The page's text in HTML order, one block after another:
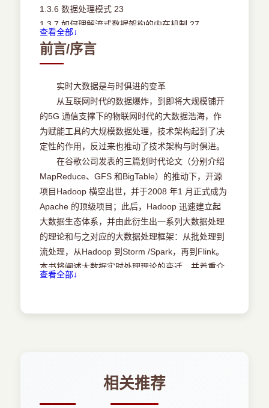
1.3.6 数据处理模式 23
1.3.7 如何理解流式数据架构的内在机制 27
1.4 根据事件时间开滚动窗口 28
1.4.1 what：转换／where：窗口 29
1.4.3 when：触发器 32
1.4.4 when：迟到生存期 34
1.4.5 how：累加模式 35
1.5 一致性 37
1.5.1 有状态计算 37
1.5.2 exactly-once 语义 38
1.5.3 异步屏障快照 39
1.5.4 保存点 44
1.6 思考题 45
第2 章 编程基础 46
2.1 Flink 概述 46
2.2 让轮子转起来 47
2.2.1 本书约定 47
2.2.2 搭建单机版环境 48
2.4.1 运行时结构 62
查看全部↓
前言/序言
实时大数据是与时俱进的变革
从互联网时代的数据爆炸，到即将大规模铺开
的5G 通信支撑下的物联网时代的大数据浩海，作
为赋能工具的大规模数据处理，技术架构起到了决
定性的作用，反过来也推动了技术架构与时俱进。
在谷歌公司发表的三篇划时代论文（分别介绍
MapReduce、GFS 和BigTable）的推动下，开源
项目Hadoop 横空出世，并于2008 年1 月正式成为
Apache 的顶级项目；此后，Hadoop 迅速建立起
大数据生态体系，并由此衍生出一系列大数据处理
的理论和与之对应的大数据处理框架：从批处理到
流处理，从Hadoop 到Storm /Spark，再到Flink。
本书将阐述大数据实时处理理论的变迁，并着重介
绍流处理框架Flink。
而全量数据很难使用传统关系型数据库进行批量计
寻址，则大数据处理势必带来较大的延迟，因此基
于传输带宽设计大数据处理系统更符合现状。
（2）相比全量数据计算，关系型数据库适用
查看全部↓
相关推荐